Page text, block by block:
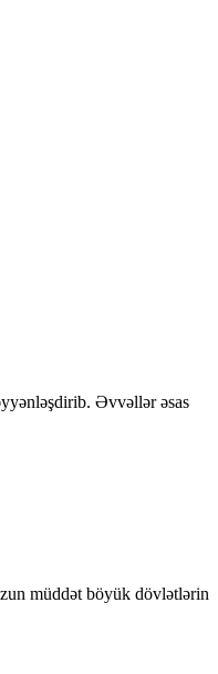
Əvvəllər əsas
müddət böyük dövlətlərin